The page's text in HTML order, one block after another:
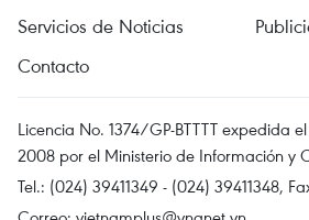
Servicios de Noticias
Contacto
Licencia No. 1374/GP-BTTTT expedida
2008 por el Ministerio de Información y
Tel.: (024) 39411349 - (024) 39411348,